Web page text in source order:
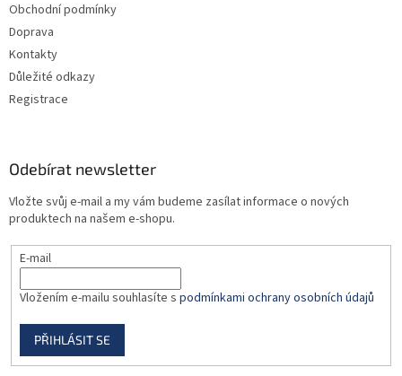
Obchodní podmínky
Doprava
Kontakty
Důležité odkazy
Registrace
Odebírat newsletter
Vložte svůj e-mail a my vám budeme zasílat informace o nových
produktech na našem e-shopu.
E-mail
Vložením e-mailu souhlasíte s podmínkami ochrany osobních údajů
PŘIHLÁSIT SE